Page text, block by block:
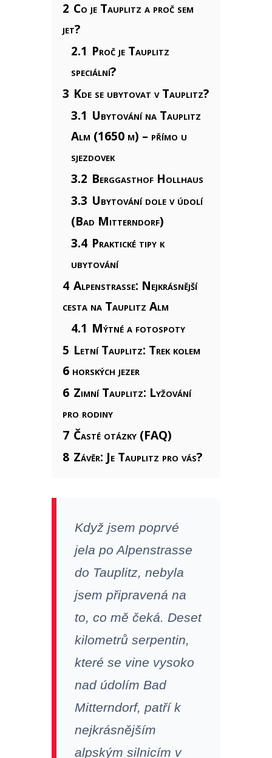
2 Co je Tauplitz a proč sem
jet?
2.1 Proč je Tauplitz
speciální?
3 Kde se ubytovat v Tauplitz?
3.1 Ubytování na Tauplitz
Alm (1650 m) – přímo u
sjezdovek
3.2 Berggasthof Hollhaus
3.3 Ubytování dole v údolí
(Bad Mitterndorf)
3.4 Praktické tipy k
ubytování
4 Alpenstrasse: Nejkrásnější
cesta na Tauplitz Alm
4.1 Mýtné a fotospoty
5 Letní Tauplitz: Trek kolem
6 horských jezer
6 Zimní Tauplitz: Lyžování
pro rodiny
7 Časté otázky (FAQ)
8 Závěr: Je Tauplitz pro vás?
Když jsem poprvé
jela po Alpenstrasse
do Tauplitz, nebyla
jsem připravená na
to, co mě čeká. Deset
kilometrů serpentin,
které se vine vysoko
nad údolím Bad
Mitterndorf, patří k
nejkrásnějším
alpským silnicím v